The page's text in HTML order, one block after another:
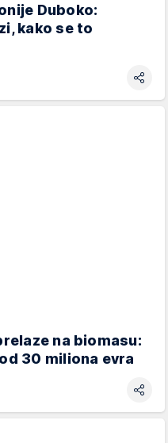
Duboko:
kako se to
na biomasu:
30 miliona evra